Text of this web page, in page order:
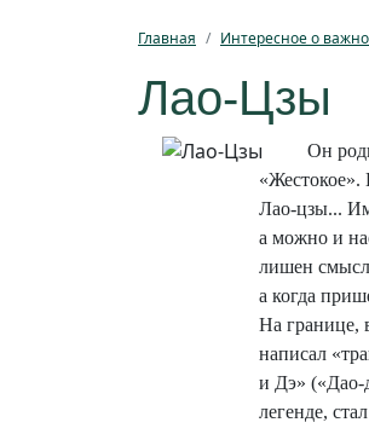
Главная Интересное о
Лао-Цзы
Он
«Жестокое».
Лао-цзы...
а можно и
лишен
а когда
На границе,
написал
и Дэ» («Дао-
легенде,